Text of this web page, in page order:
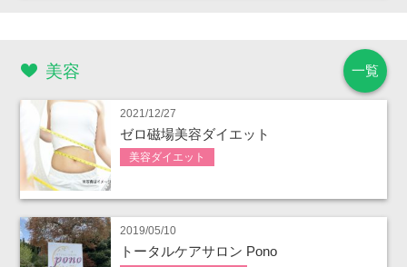
一覧
美容
2021/12/27
ゼロ磁場美容ダイエット
美容ダイエット
2019/05/10
トータルケアサロン Pono